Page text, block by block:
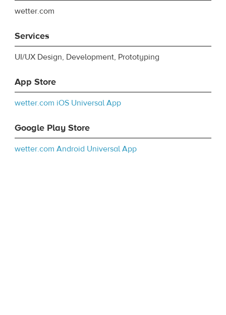
wetter.com
Services
UI/UX Design, Development, Prototyping
App Store
wetter.com iOS Universal App
Google Play Store
wetter.com Android Universal App